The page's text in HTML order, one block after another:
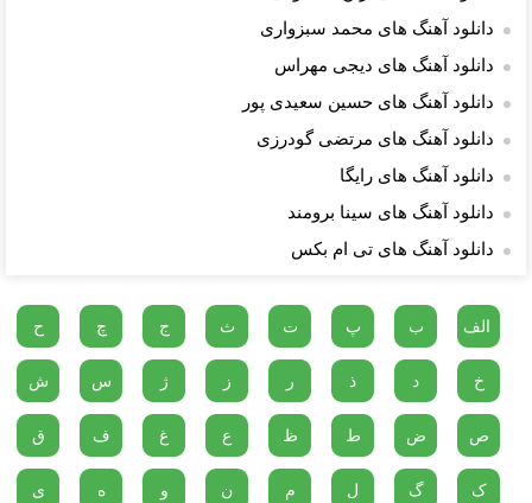
دانلود آهنگ های محمد سبزواری
دانلود آهنگ های دیجی مهراس
دانلود آهنگ های حسین سعیدی پور
دانلود آهنگ های مرتضی گودرزی
دانلود آهنگ های رایگا
دانلود آهنگ های سینا برومند
دانلود آهنگ های تی ام بکس
الف ب پ ت ث ج چ ح
خ د ذ ر ز ژ س ش
ص ض ط ظ ع غ ف ق
ک گ ل م ن و ه ی